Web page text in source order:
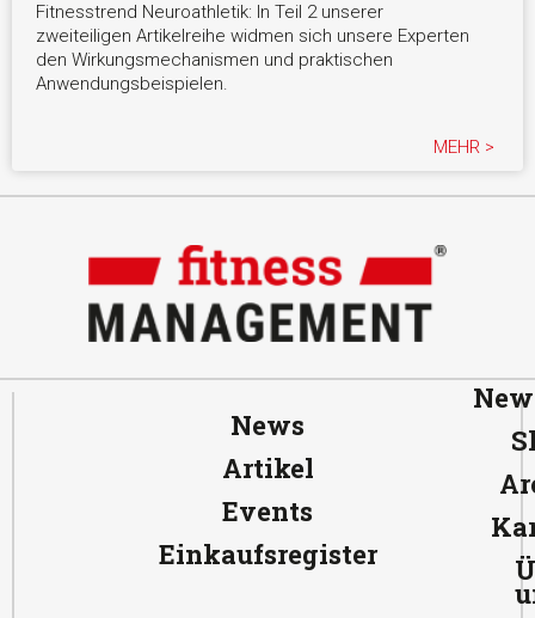
Fitnesstrend Neuroathletik: In Teil 2 unserer
zweiteiligen Artikelreihe widmen sich unsere Experten
den Wirkungsmechanismen und praktischen
Anwendungsbeispielen.
MEHR >
News
Artikel
Events
Einkaufsregister